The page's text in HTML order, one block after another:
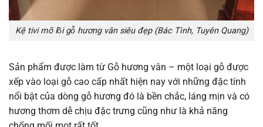
Kệ tivi mõ lồi gỗ hương vân siêu đẹp (Bác Tình, Tuyên Quang)
Sản phẩm được làm từ Gỗ hương vân – một loại gỗ được
xếp vào loại gỗ cao cấp nhất hiện nay với những đặc tính
nổi bật của dòng gỗ hương đó là bền chắc, láng mịn và có
hương thơm dễ chịu đặc trưng cũng như là khả năng